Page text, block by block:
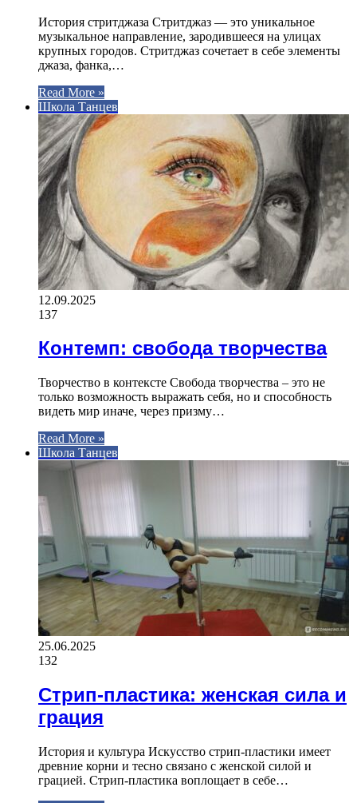
История стритджаза Стритджаз — это уникальное
музыкальное направление, зародившееся на улицах
крупных городов. Стритджаз сочетает в себе элементы
джаза, фанка,…
Read More »
Школа Танцев
12.09.2025
137
Контемп: свобода творчества
Творчество в контексте Свобода творчества – это не
только возможность выражать себя, но и способность
видеть мир иначе, через призму…
Read More »
Школа Танцев
25.06.2025
132
Стрип-пластика: женская сила и
грация
История и культура Искусство стрип-пластики имеет
древние корни и тесно связано с женской силой и
грацией. Стрип-пластика воплощает в себе…